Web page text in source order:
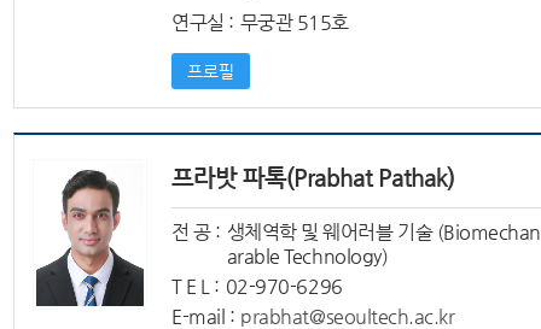
연구실 : 무궁관 515호
프로필
프라밧 파톡(Prabhat Pathak)
전 공 : 생체역학 및 웨어러블 기술
arable Technology)
T E L : 02-970-6296
E-mail : prabhat@seoultech.ac.kr